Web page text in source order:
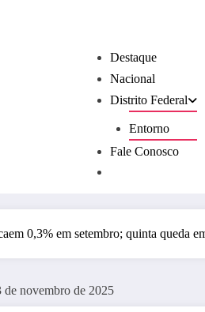
Destaque
Nacional
Distrito Federal
Entorno
Fale Conosco
0,3% em setembro; quinta queda
de novembro de 2025